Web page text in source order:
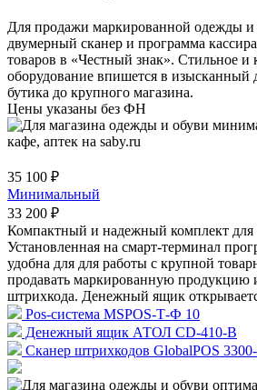
Для продажи маркированной одежды и
двумерный сканер и программа
товаров в «Честный знак». Стильное и
оборудование впишется в изысканный
бутика до крупного магазина.
Цены указаны без ФН
35 100 ₽
Минимальный
33 200 ₽
Компактный и надежный комплект для
Установленная на смарт-терминал
удобна для для работы с крупной
продавать маркированную продукцию
штрихкода. Денежный ящик
Pos-система MSPOS-Т-Ф 10
Денежный ящик АТОЛ CD-410-В
Сканер штрихкодов GlobalPOS